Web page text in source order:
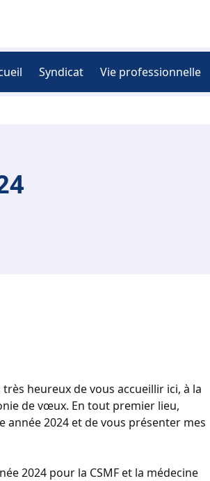
Syndicat Vie professionnelle
heureux de vous accueillir ici, à la
de vœux. En tout premier lieu,
2024 et de vous présenter mes
2024 pour la CSMF et la médecine